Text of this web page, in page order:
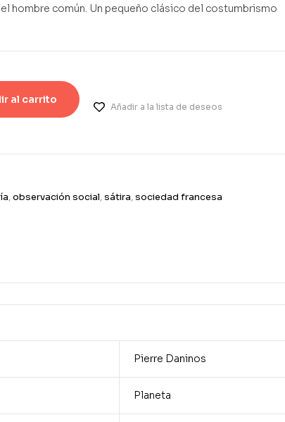
hombre común. Un pequeño clásico del costumbrismo
al carrito
Añadir a la lista de deseos
,observación social,sátira,sociedad francesa
Pierre Daninos
Planeta